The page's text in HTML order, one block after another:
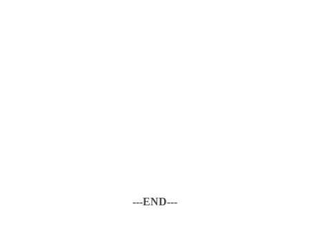
---END---